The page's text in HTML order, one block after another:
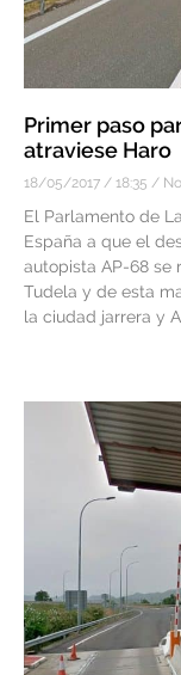
Primer paso
atraviese Haro
18/05/2017 18:35
El Parlamento de
España a que el
autopista AP-68 se
Tudela y de esta
la ciudad jarrera y